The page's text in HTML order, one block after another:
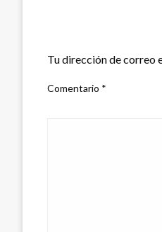
Tu dirección de correo
Comentario *